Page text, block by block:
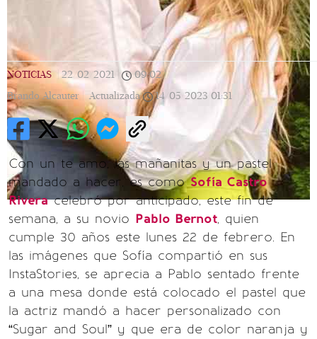
NOTICIAS 22/02/2021 09:02 |
Brando Alcauter | Actualizada 14/05/2023 01:31
Con un te amo, las mañanitas y un pastel
mandado a hacer, es comoSofía Castro
Riveracelebró por anticipado, este fin de
semana, a su novio Pablo Bernot, quien
cumple 30 años este lunes 22 de febrero. En
las imágenes que Sofía compartió en sus
InstaStories, se aprecia a Pablo sentado frente
a una mesa donde está colocado el pastel que
la actriz mandó a hacer personalizado con
“Sugar and Soul” y que era de color naranja y